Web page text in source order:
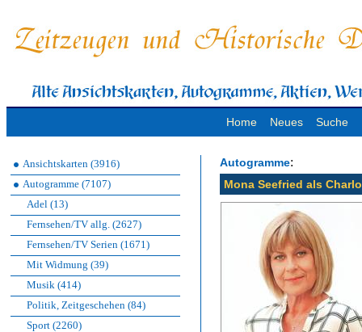
Home Neues Suche
Ansichtskarten (3916)
Autogramme (7107)
Adel (13)
Fernsehen/TV allg. (2627)
Fernsehen/TV Serien (1671)
Mit Widmung (39)
Musik (414)
Politik, Zeitgeschehen (84)
Sport (2260)
Autogramme:
Mona Seefried als